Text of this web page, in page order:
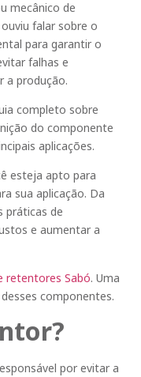
mecânico de
falar sobre o
para garantir o
falhas e
a produção.
completo sobre
do componente
aplicações.
esteja apto para
sua aplicação. Da
práticas de
e aumentar a
retentores Sabó. Uma
componentes.
por evitar a